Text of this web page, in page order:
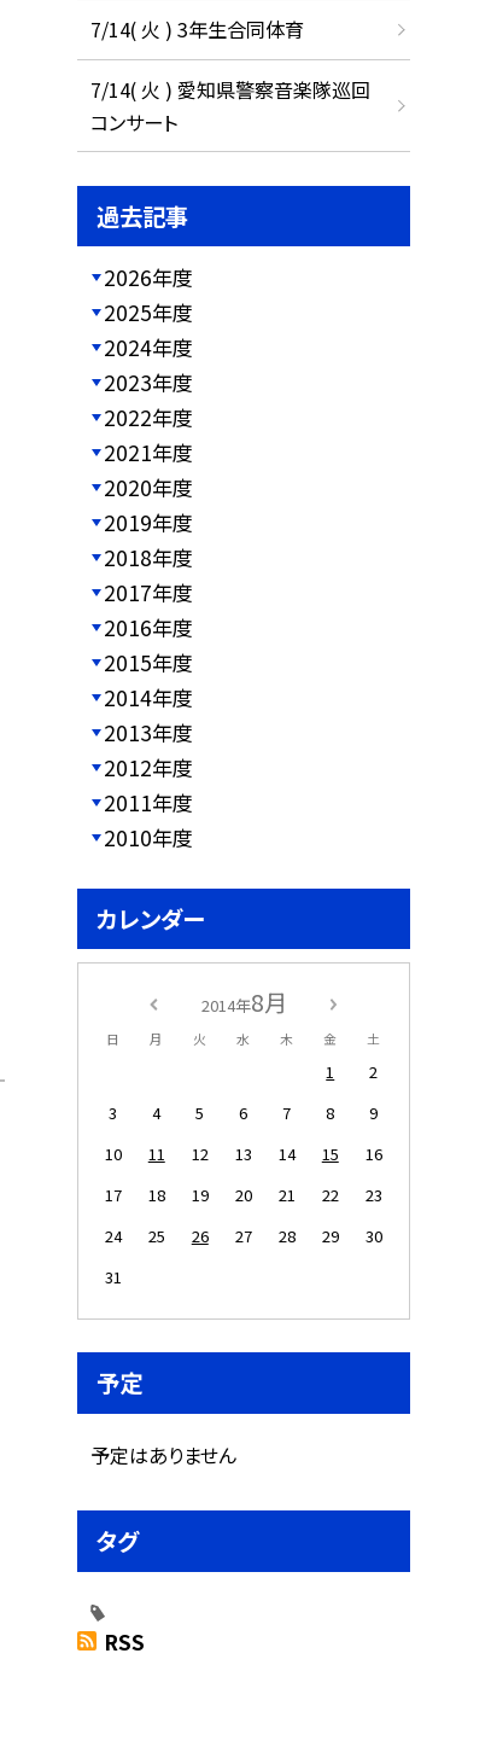
7/14( 火 ) 3年生合同体育
7/14( 火 ) 愛知県警察音楽隊巡回
コンサート
過去記事
2026年度
2025年度
2024年度
2023年度
2022年度
2021年度
2020年度
2019年度
2018年度
2017年度
2016年度
2015年度
2014年度
2013年度
2012年度
2011年度
2010年度
カレンダー
2014年8月
日 月 火 水 木 金 土
1
2
3
4 5 6 7 8
9
10
11 12 13 14 15
16
17
18 19 20 21 22
23
24
25 26 27 28 29
30
31
予定
予定はありません
タグ
RSS